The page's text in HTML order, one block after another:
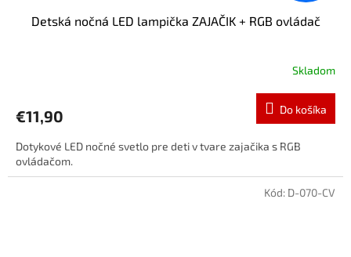
Detská nočná LED lampička ZAJAČIK + RGB ovládač
Skladom
€11,90 Do košíka
Dotykové LED nočné svetlo pre deti v tvare zajačika s RGB
ovládačom.
Kód: D-070-CV